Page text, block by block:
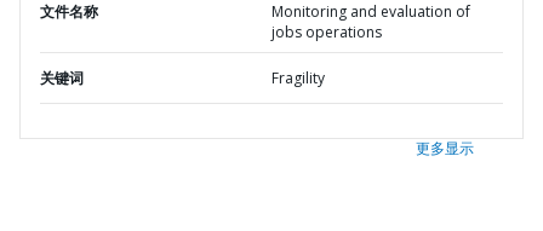
文件名称
Monitoring and evaluation of
jobs operations
关键词 Fragility
更多显示